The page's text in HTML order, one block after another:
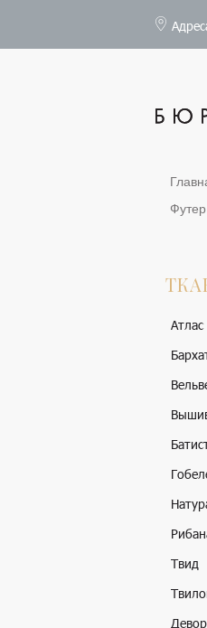
Атлас
Твид